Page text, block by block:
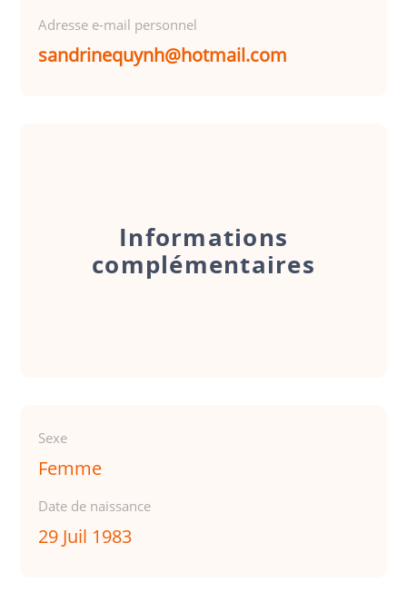
Adresse e-mail personnel
sandrinequynh@hotmail.com
Informations
complémentaires
Sexe
Femme
Date de naissance
29 Juil 1983